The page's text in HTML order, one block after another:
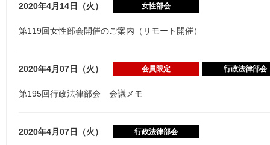
2020年4月14日（火） 女性部会
第119回女性部会開催のご案内（リモート開催）
2020年4月07日（火） 会員限定 行政法律部会
第195回行政法律部会 会議メモ
2020年4月07日（火） 行政法律部会